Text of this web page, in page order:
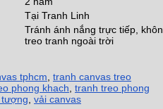
Tại Tranh Linh
Tránh ánh nắng trực tiếp,
treo tranh ngoài trời
tphcm tranh canvas treo
phong khach tranh treo phong
vải canvas